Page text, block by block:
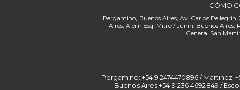
CÓMO
Pergamino: +54 9 2474470896 / Martinez:
Buenos Aires +54 9 236 4692849 /